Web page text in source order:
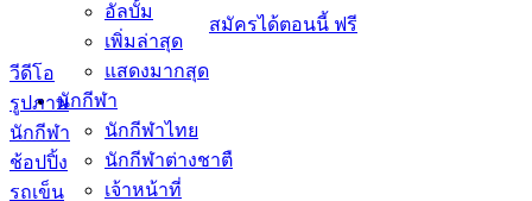
อัลบั้ม
เพิ่มล่าสุด
แสดงมากสุด
นักกีฬา
นักกีฬาไทย
นักกีฬาต่างชาตื
เจ้าหน้าที่
สมัครได้ตอนนี้ ฟรี
วีดีโอ
รูปภาพ
นักกีฬา
ช้อปปิ้ง
รถเข็น